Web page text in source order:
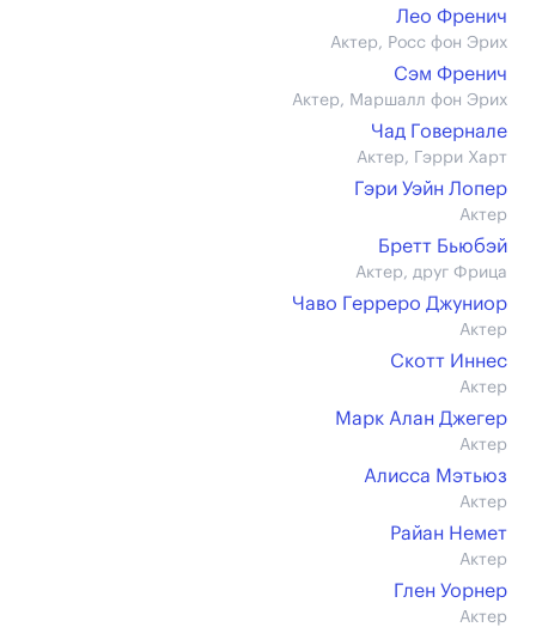
Лео Френич
Актер, Росс фон Эрих
Сэм Френич
Актер, Маршалл фон Эрих
Чад Говернале
Актер, Гэрри Харт
Гэри Уэйн Лопер
Актер
Бретт Бьюбэй
Актер, друг Фрица
Чаво Герреро Джуниор
Актер
Скотт Иннес
Актер
Марк Алан Джегер
Актер
Алисса Мэтьюз
Актер
Райан Немет
Актер
Глен Уорнер
Актер